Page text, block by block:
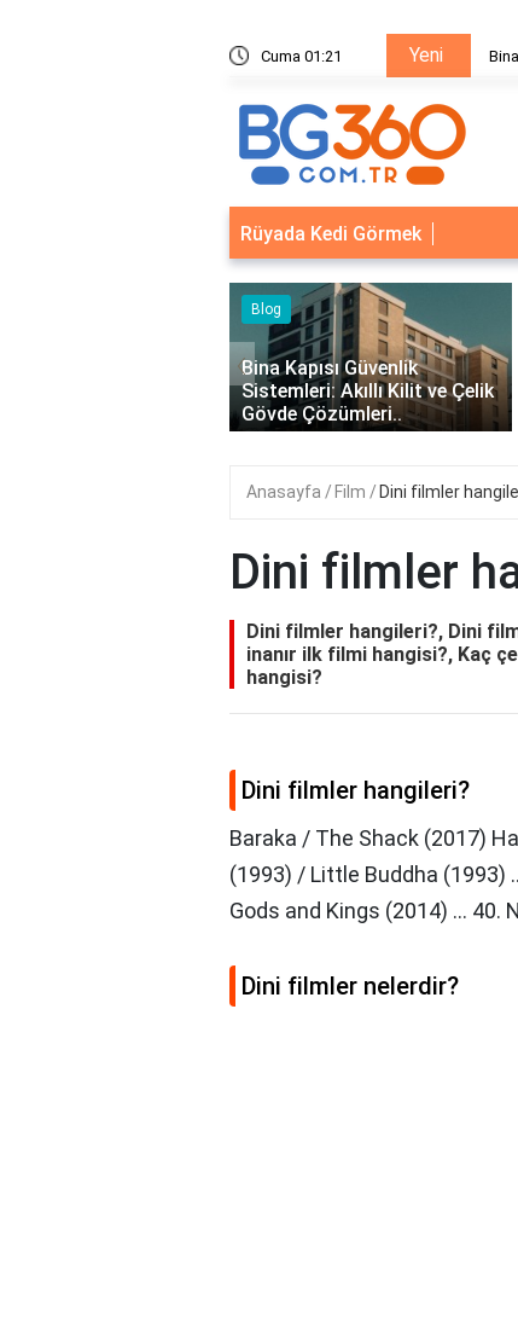
Cuma 01:21 Yeni
Sistemleri: Akıllı Kilit ve Çelik Gövde Çözümleri
Rüyada Kedi Görmek
Kıvırcık Marul mu, Düz Marul
mu Daha Faydalı?
‹
Anasayfa Film Dini filmler
Dini filmler
Dini filmler hangileri?, Dini
inanır ilk filmi hangisi?, Kaç
hangisi?
Dini filmler hangileri?
Baraka / The Shack (2017)
(1993) / Little Buddha (1993)
Gods and Kings (2014) ... 40.
Dini filmler nelerdir?